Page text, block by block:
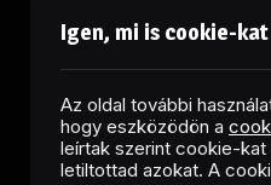
Igen, mi is cookie-
Az oldal további
hogy eszközödön a
leírtak szerint cookie-kat
letiltottad azokat. A